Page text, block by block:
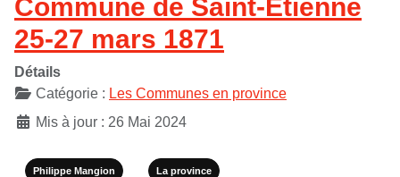
25-27 mars 1871
Détails
Catégorie : Les Communes en province
Mis à jour : 26 Mai 2024
Philippe Mangion La province